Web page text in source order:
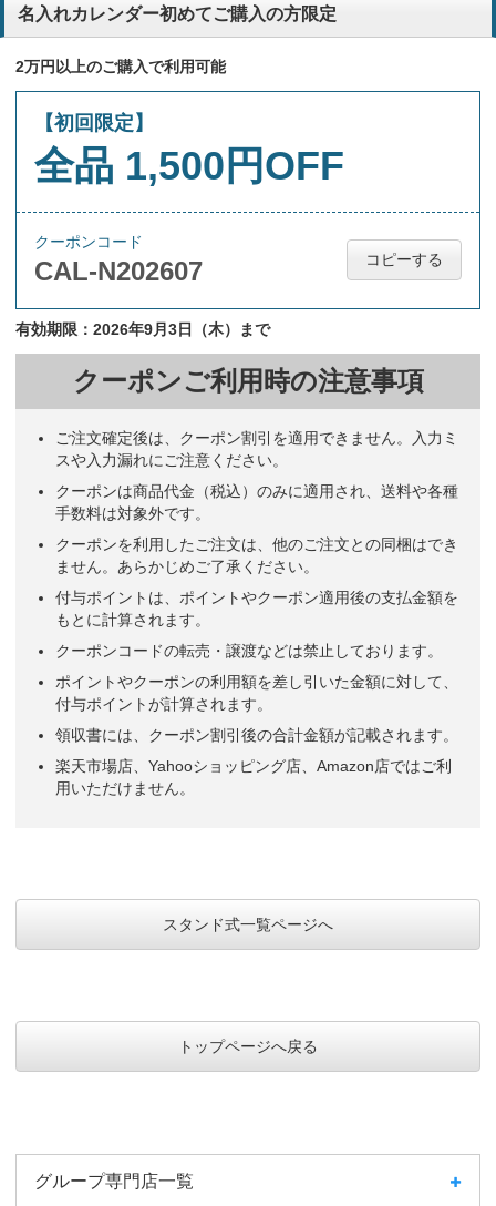
名入れカレンダー初めてご購入の方限定
2万円以上のご購入で利用可能
【初回限定】
全品 1,500円OFF
クーポンコード
CAL-N202607 コピーする
有効期限：2026年9月3日（木）まで
クーポンご利用時の注意事項
ご注文確定後は、クーポン割引を適用できません。入力ミ
スや入力漏れにご注意ください。
クーポンは商品代金（税込）のみに適用され、送料や各種
手数料は対象外です。
クーポンを利用したご注文は、他のご注文との同梱はでき
ません。あらかじめご了承ください。
付与ポイントは、ポイントやクーポン適用後の支払金額を
もとに計算されます。
クーポンコードの転売・譲渡などは禁止しております。
ポイントやクーポンの利用額を差し引いた金額に対して、
付与ポイントが計算されます。
領収書には、クーポン割引後の合計金額が記載されます。
楽天市場店、Yahooショッピング店、Amazon店ではご利
用いただけません。
スタンド式一覧ページへ
トップページへ戻る
グループ専門店一覧